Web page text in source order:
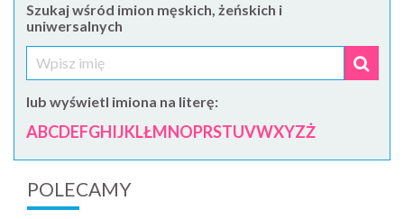
Szukaj wśród imion męskich, żeńskich i
uniwersalnych
lub wyświetl imiona na literę:
ABCDEFGHIJKLŁMNOPRSTUVWXYZŻ
POLECAMY